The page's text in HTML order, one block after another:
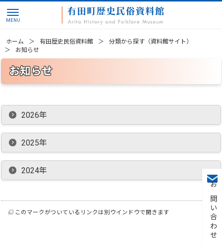
お問い合わせ
ホーム 有田歴史民俗資料館
分類から探す（資料館サイト）
お知らせ
お知らせ
2026年
2025年
2024年
このマークがついているリンクは別ウインドウで開きます